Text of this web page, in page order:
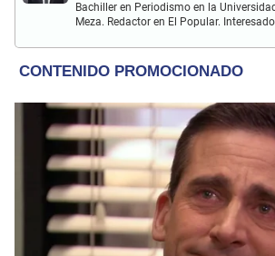
Bachiller en Periodismo en la
Meza. Redactor en El Popular.
internacional, trucos caseros y